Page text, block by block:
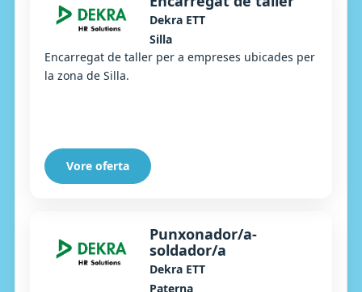
Dekra ETT
Silla
Encarregat de taller per a empreses ubicades per
la zona de Silla.
Vore oferta
Punxonador/a-
soldador/a
Dekra ETT
Paterna